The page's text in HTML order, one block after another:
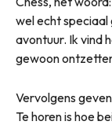
wel echt
avontuur. Ik vind
gewoon
Vervolgens
Te horen is hoe